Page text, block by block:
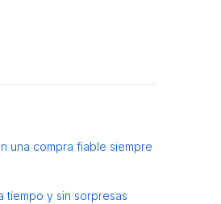
una compra fiable siempre
tiempo y sin sorpresas